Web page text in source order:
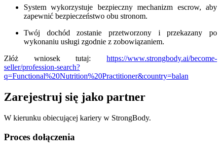
System wykorzystuje bezpieczny mechanizm escrow, aby
zapewnić bezpieczeństwo obu stronom.
Twój dochód zostanie przetworzony i przekazany po
wykonaniu usługi zgodnie z zobowiązaniem.
Złóż wniosek tutaj: https://www.strongbody.ai/become-
seller/profession-search?
q=Functional%20Nutrition%20Practitioner&country=balan
Zarejestruj się jako partner
W kierunku obiecującej kariery w StrongBody.
Proces dołączenia